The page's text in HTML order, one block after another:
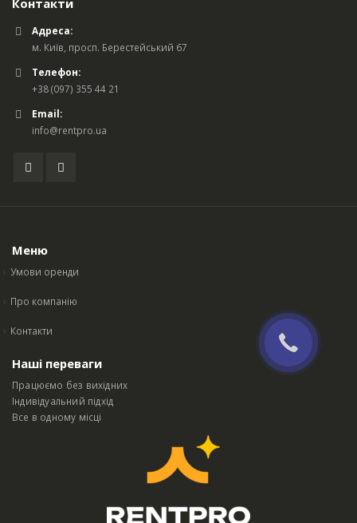
Контакти
Адреса:
м. Київ, просп. Берестейський 67
Телефон:
+38 (097) 355 44 21
Email:
info@rentpro.ua
Меню
Умови оренди
Про компанію
Контакти
Наші переваги
Працюємо без вихідних
Індивідуальний підхід
Все в одному місці